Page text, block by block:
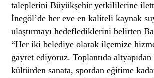
taleplerini Büyükşehir yetkililerine
İnegöl’de her eve en kaliteli kaynak
ulaştırmayı hedeflediklerini belirten
“Her iki belediye olarak ilçemize
gayret ediyoruz. Toplantıda altyapıdan
kültürden sanata, spordan eğitime